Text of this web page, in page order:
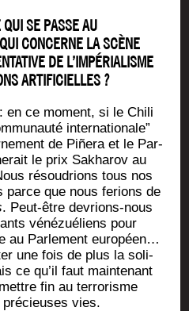
SE PASSE AU
CONCERNE LA SCÈNE
DE L’IMPÉRIALISME
ARTIFICIELLES ?
en ce moment, si le Chi­li
inter­na­tio­nale”
de Piñe­ra et le Par­
le prix Sakha­rov au
résou­drions tous nos
parce que nous ferions de
. Peut-être devrions-nous
véné­zué­liens pour
au Par­le­ment euro­péen…
une fois de plus la soli­
ce qu’il faut main­te­nant
fin au ter­ro­risme
pré­cieuses vies.